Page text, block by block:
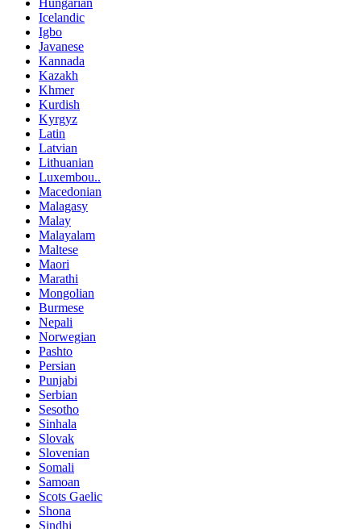
Hungarian
Icelandic
Igbo
Javanese
Kannada
Kazakh
Khmer
Kurdish
Kyrgyz
Latin
Latvian
Lithuanian
Luxembou..
Macedonian
Malagasy
Malay
Malayalam
Maltese
Maori
Marathi
Mongolian
Burmese
Nepali
Norwegian
Pashto
Persian
Punjabi
Serbian
Sesotho
Sinhala
Slovak
Slovenian
Somali
Samoan
Scots Gaelic
Shona
Sindhi